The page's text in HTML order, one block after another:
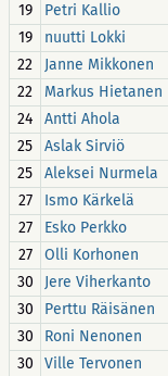
19
Petri Kallio
19
nuutti Lokki
22
Janne Mikkonen
22
Markus Hietanen
24
Antti Ahola
25
Aslak Sirviö
25
Aleksei Nurmela
27
Ismo Kärkelä
27
Esko Perkko
27
Olli Korhonen
30
Jere Viherkanto
30
Perttu Räisänen
30
Roni Nenonen
30
Ville Tervonen